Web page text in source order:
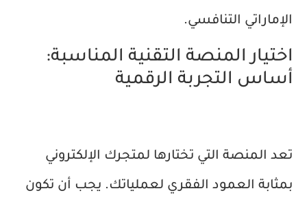
الإماراتي التنافسي.
اختيار المنصة التقنية المناسبة:
أساس التجربة الرقمية
تعد المنصة التي تختارها لمتجرك الإلكتروني
بمثابة العمود الفقري لعملياتك. يجب أن تكون